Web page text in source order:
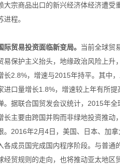
大宗商品出口的新兴经济体经济遭受
进程。
际贸易投资面临新变局。
当前全球贸
易保护主义抬头，地缘政治风险上升
长2.8%，增速与2015年持平。其中
进口量增长1.8%，增速较上年有所
。据联合国贸发会议统计，2015年
长主要由跨国并购而非绿地投资推动
。2016年2月4日，美国、日本、加
各成员国完成国内程序阶段。与普通
经贸规则的走向，也将推动亚太地区